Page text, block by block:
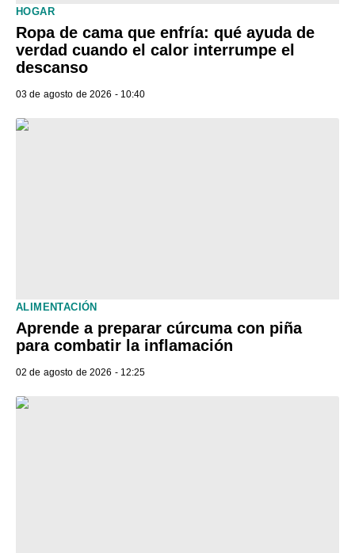
HOGAR
Ropa de cama que enfría: qué ayuda de
verdad cuando el calor interrumpe el
descanso
03 de agosto de 2026 - 10:40
ALIMENTACIÓN
Aprende a preparar cúrcuma con piña
para combatir la inflamación
02 de agosto de 2026 - 12:25